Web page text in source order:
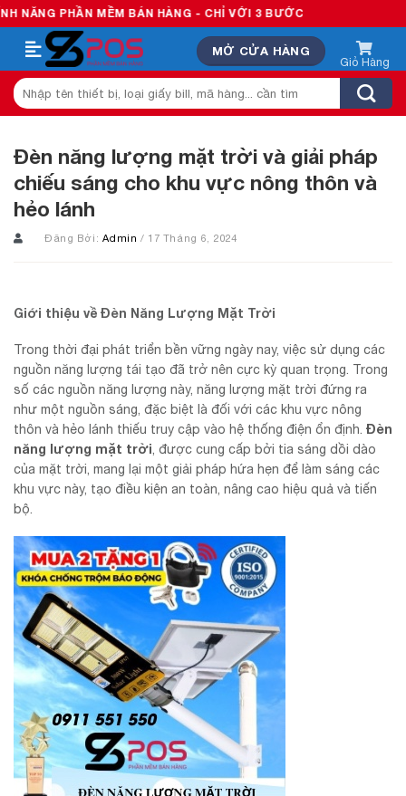
Skip
to
content
MỀM BÁN HÀNG - CHỈ VỚI 3 BƯỚC
MỞ CỬA HÀNG
Tìm
kiếm:
Đèn năng lượng mặt trời và giải pháp
chiếu sáng cho khu vực nông thôn và
hẻo lánh
Đăng Bởi: Admin/ 17 Tháng 6, 2024
Giới thiệu về Đèn Năng Lượng Mặt Trời
Trong thời đại phát triển bền vững ngày nay, việc sử dụng các
nguồn năng lượng tái tạo đã trở nên cực kỳ quan trọng. Trong
số các nguồn năng lượng này, năng lượng mặt trời đứng ra
như một nguồn sáng, đặc biệt là đối với các khu vực nông
thôn và hẻo lánh thiếu truy cập vào hệ thống điện ổn định. Đèn
năng lượng mặt trời, được cung cấp bởi tia sáng dồi dào
của mặt trời, mang lại một giải pháp hứa hẹn để làm sáng các
khu vực này, tạo điều kiện an toàn, nâng cao hiệu quả và tiến
bộ.